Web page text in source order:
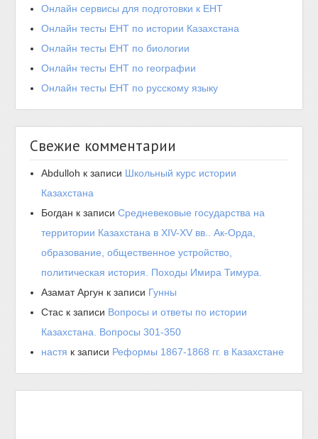
Онлайн сервисы для подготовки к ЕНТ
Онлайн тесты ЕНТ по истории Казахстана
Онлайн тесты ЕНТ по биологии
Онлайн тесты ЕНТ по географии
Онлайн тесты ЕНТ по русскому языку
Свежие комментарии
Abdulloh к записи Школьный курс истории
Казахстана
Богдан к записиСредневековые государства на
территории Казахстана в XIV-XV вв.. Ак-Орда,
образование, общественное устройство,
политическая история. Походы Имира Тимура.
Азамат Аргун к записи Гунны
Стас к записи Вопросы и ответы по истории
Казахстана. Вопросы 301-350
настя к записи Реформы 1867-1868 гг. в Казахстане